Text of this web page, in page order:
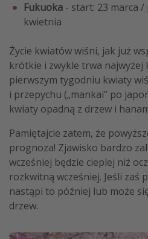
Fukuoka - start: 23 marca /
kwietnia
Życie kwiatów wiśni, jak już
krótkie i zwykle trwa najwyżej
pierwszym tygodniu kwiaty
i przepychu („mankai” po
kwiaty opadną z drzew i
Pamiętajcie zatem, że
prognoza! Zjawisko bardzo
wcześniej będzie cieplej niż
rozkwitną wcześniej. Jeśli zaś
nastąpi to później lub może
drzew.